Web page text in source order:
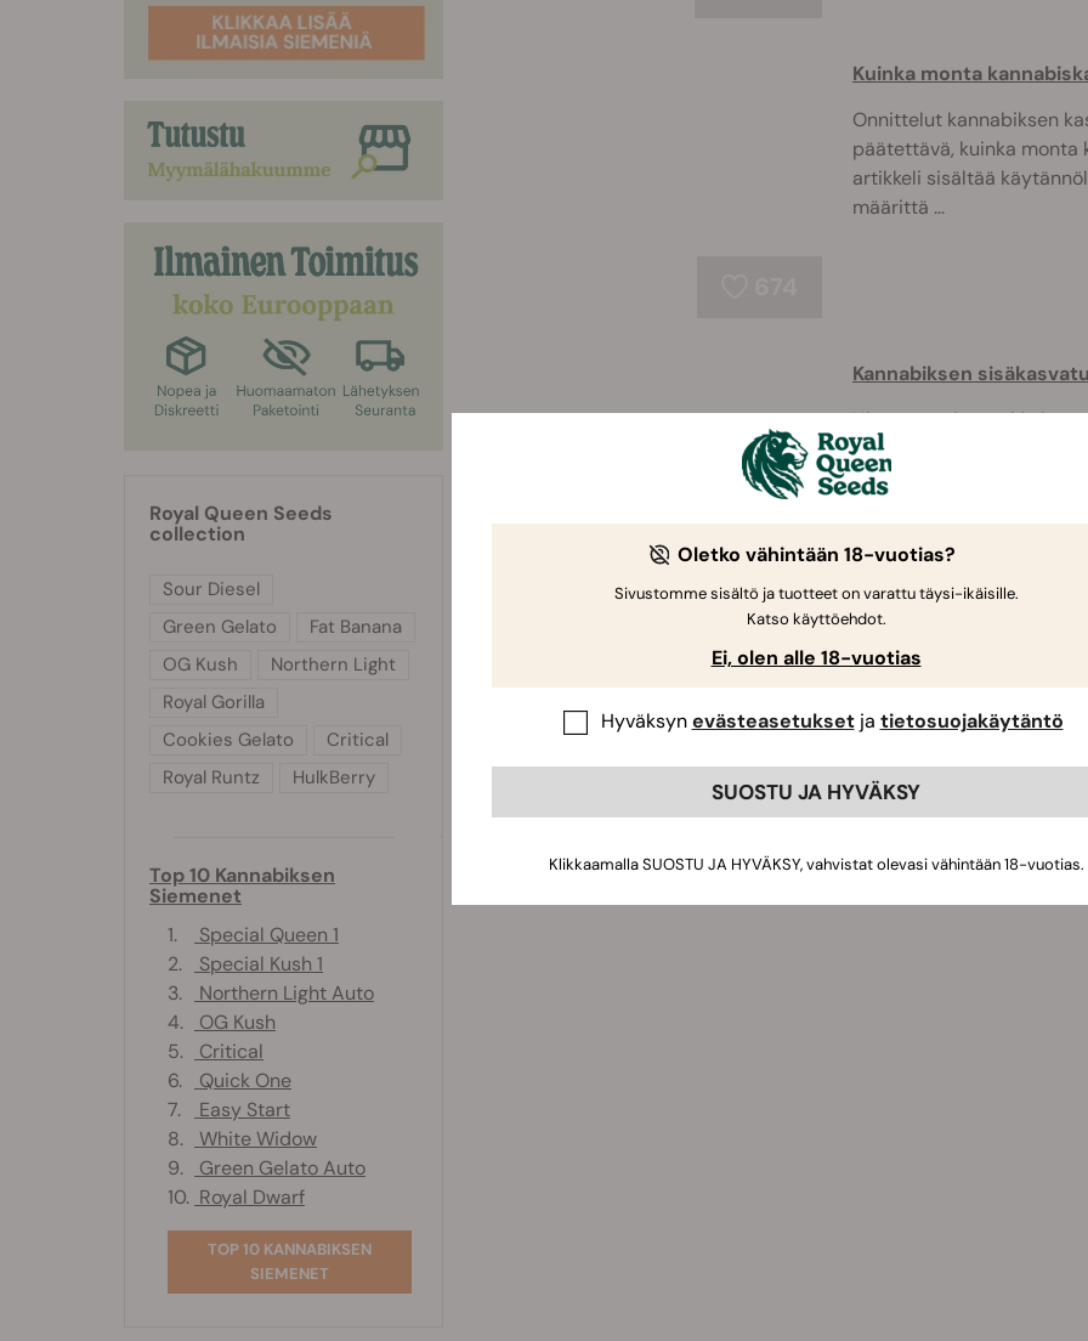
Kuinka monta
Onnittelut kannabiksen
päätettävä, kuinka monta
artikkeli sisältää
määrittä ...
1151
Kannabiksen
Hienostuneimmatkin
merkityksensä, jos
Opi lisää näiden
Royal Queen Seeds
collection
Sour Diesel
Green Gelato
Fat Banana
OG Kush
Northern Light
Royal Gorilla
Cookies Gelato
Critical
Royal Runtz
HulkBerry
Top 10 Kannabiksen
Siemenet
1.
Special Queen 1
2.
Special Kush 1
3.
Northern Light Auto
4.
OG Kush
5.
Critical
6.
Quick One
7.
Easy Start
8.
White Widow
9.
Green Gelato Auto
10. Royal Dwarf
TOP 10 KANNABIKSEN
SIEMENET
Oletko vähintään 18-vuotias?
Sivustomme sisältö ja tuotteet on varattu täysi-ikäisille.
Katso käyttöehdot.
Ei, olen alle 18-vuotias
Hyväksynevästeasetuksetja tietosuojakäytäntö
SUOSTU JA HYVÄKSY
Klikkaamalla SUOSTU JA HYVÄKSY, vahvistat olevasi vähintään 18-vuotias.